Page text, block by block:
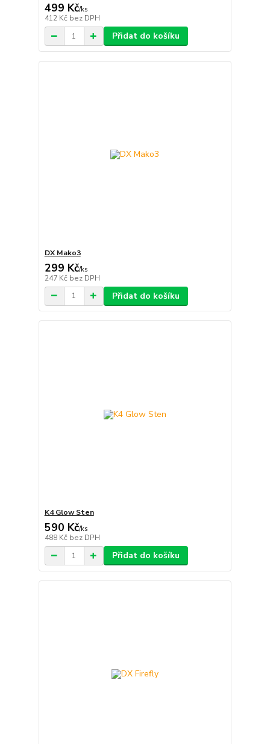
499 Kč/ks
412 Kč bez DPH
Přidat do košíku
DX Mako3
299 Kč/ks
247 Kč bez DPH
Přidat do košíku
K4 Glow Sten
590 Kč/ks
488 Kč bez DPH
Přidat do košíku